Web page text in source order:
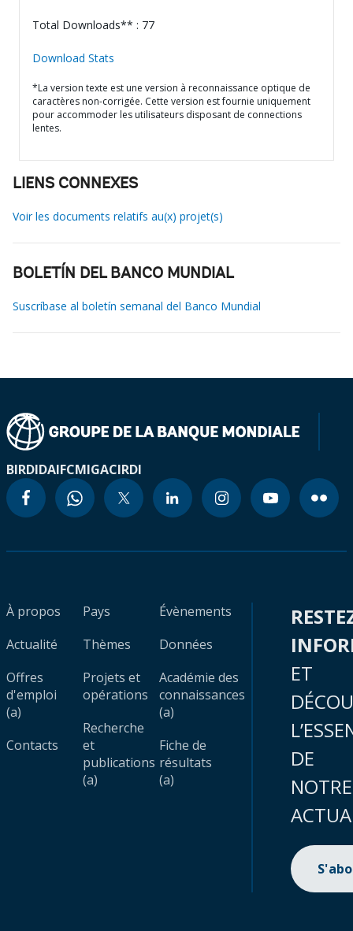
Total Downloads** : 77
Download Stats
*La version texte est une version à reconnaissance optique de
caractères non-corrigée. Cette version est fournie uniquement
pour accommoder les utilisateurs disposant de connections
lentes.
LIENS CONNEXES
Voir les documents relatifs au(x) projet(s)
BOLETÍN DEL BANCO MUNDIAL
Suscríbase al boletín semanal del Banco Mundial
BIRDIDAIFCMIGACIRDI
À propos
Actualité
Offres
d'emploi
(a)
Contacts
Pays
Thèmes
Projets et
opérations
Recherche
et
publications
(a)
Évènements
Données
Académie des
connaissances
(a)
Fiche de
résultats
(a)
ET
DE
NOTRE